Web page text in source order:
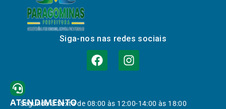
Siga-nos nas redes sociais
ATENDIMENTO
Segunda à Sexta de 08:00 às 12:00-14:00 às 18:00